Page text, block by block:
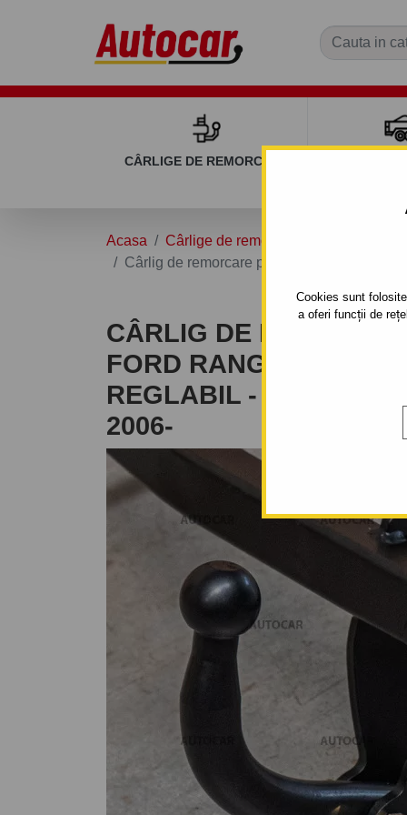
Cookies sunt
a oferi funcții de
CÂRLIGE DE REMORCARE
Acasa Cârlige de remorcare
Cârlig de remorcare pentru FORD
CÂRLIG DE
FORD RANGER -
REGLABIL - SISTEM
2006-